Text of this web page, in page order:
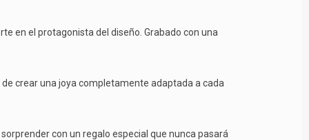
en el protagonista del diseño. Grabado con una
crear una joya completamente adaptada a cada
con un regalo especial que nunca pasará